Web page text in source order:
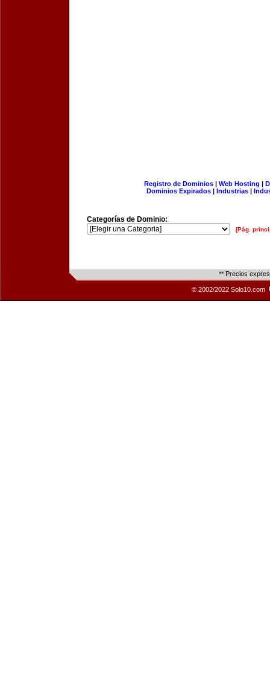
Registro de Dominios| Web Hosting |
Dominios Expirados | Industrias |
Categorías de Dominio:
[Pág.
** Precios
© 2002/2022 Solo10.com